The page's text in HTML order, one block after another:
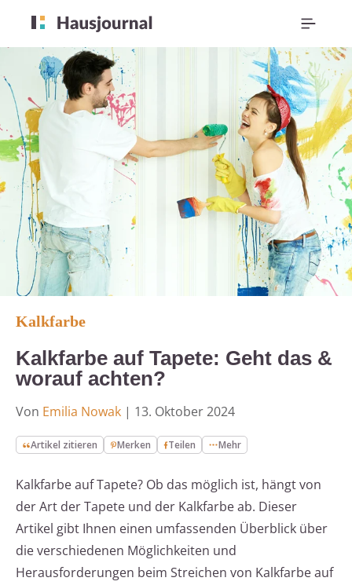
Kalkfarbe
Kalkfarbe auf Tapete: Geht das &
worauf achten?
Von Emilia Nowak | 13. Oktober 2024
Artikel zitieren Merken Teilen Mehr
Kalkfarbe auf Tapete? Ob das möglich ist, hängt von
der Art der Tapete und der Kalkfarbe ab. Dieser
Artikel gibt Ihnen einen umfassenden Überblick über
die verschiedenen Möglichkeiten und
Herausforderungen beim Streichen von Kalkfarbe auf